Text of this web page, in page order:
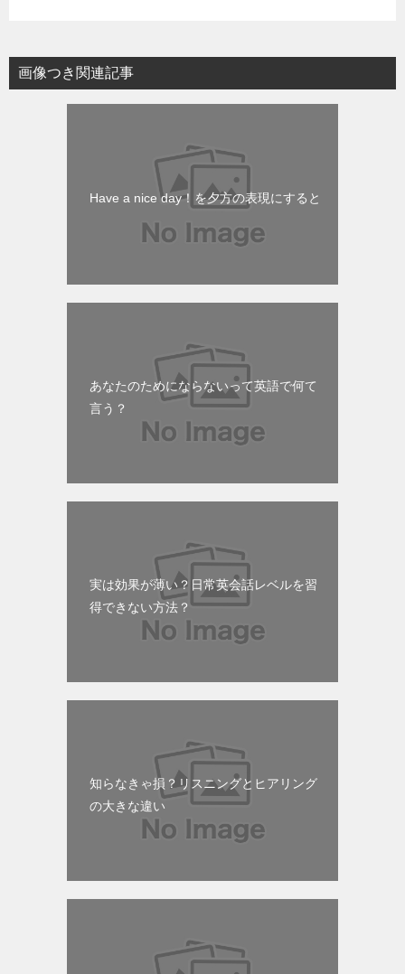
画像つき関連記事
Have a nice day！を夕方の表現にすると
あなたのためにならないって英語で何て
言う？
実は効果が薄い？日常英会話レベルを習
得できない方法？
知らなきゃ損？リスニングとヒアリング
の大きな違い